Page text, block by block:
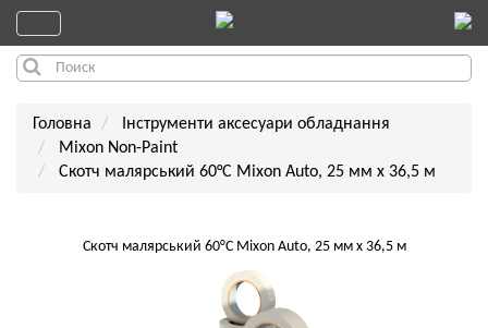
Головна
Інструменти аксесуари обладнання
Mixon Non-Paint
Скотч малярський 60°C Mixon Auto, 25 мм x 36,5 м
Скотч малярський 60°C Mixon Auto, 25 мм x 36,5 м